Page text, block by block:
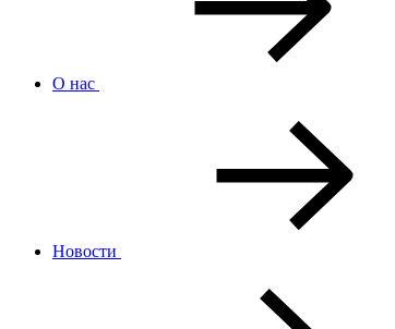
О нас
Новости